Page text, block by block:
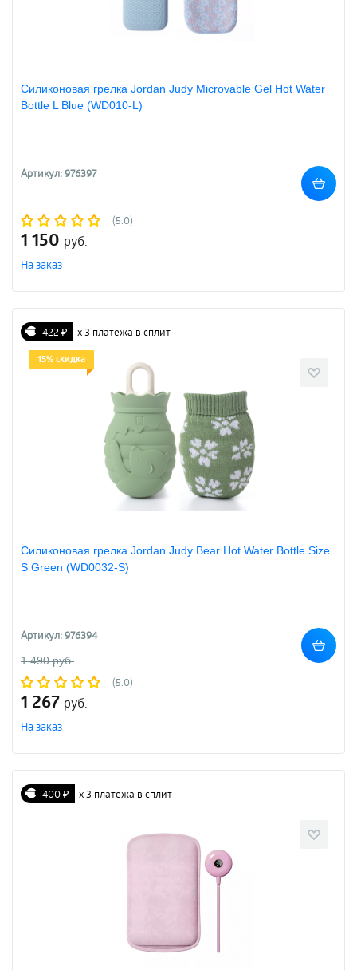
Силиконовая грелка Jordan Judy Microvable Gel Hot Water
Bottle L Blue (WD010-L)
Артикул: 976397
(5.0)
1 150 руб.
На заказ
422 ₽ х 3 платежа в сплит
15% скидка
Силиконовая грелка Jordan Judy Bear Hot Water Bottle Size
S Green (WD0032-S)
Артикул: 976394
1 490 руб.
(5.0)
1 267 руб.
На заказ
400 ₽ х 3 платежа в сплит